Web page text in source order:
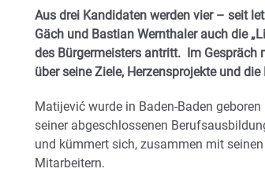
Aus drei Kandidaten werden vier – seit
Gäch und Bastian Wernthaler auch die
des Bürgermeisters antritt. Im Gespräch
über seine Ziele, Herzensprojekte und
Matijević wurde in Baden-Baden
seiner abgeschlossenen
und kümmert sich, zusammen mit
Mitarbeitern.